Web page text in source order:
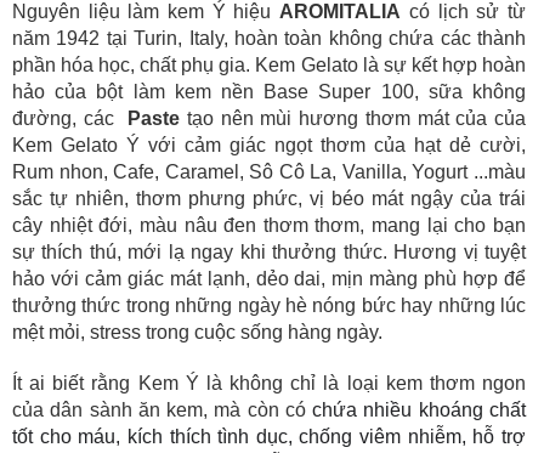
Nguyên liệu làm kem Ý hiệuAROMITALIA có lịch sử từ
năm 1942 tại Turin, Italy, hoàn toàn không chứa các thành
phần hóa học, chất phụ gia. Kem Gelato là sự kết hợp hoàn
hảo của bột làm kem nền Base Super 100, sữa không
đường, các
Paste tạo nên mùi hương thơm mát của của
Kem Gelato Ý với cảm giác ngọt thơm của hạt dẻ cười,
Rum nhon, Cafe, Caramel, Sô Cô La, Vanilla, Yogurt ...màu
sắc tự nhiên, thơm phưng phức, vị béo mát ngậy của trái
cây nhiệt đới, màu nâu đen thơm thơm, mang lại cho bạn
sự thích thú, mới lạ ngay khi thưởng thức. Hương vị tuyệt
hảo với cảm giác mát lạnh, dẻo dai, mịn màng phù hợp để
thưởng thức trong những ngày hè nóng bức hay những lúc
mệt mỏi, stress trong cuộc sống hàng ngày.
Ít ai biết rằng Kem Ý
là không chỉ là loại kem thơm ngon
của dân sành ăn kem, mà còn cóchứa nhiều khoáng chất
tốt cho máu, kích thích tình dục, chống viêm nhiễm, hỗ trợ